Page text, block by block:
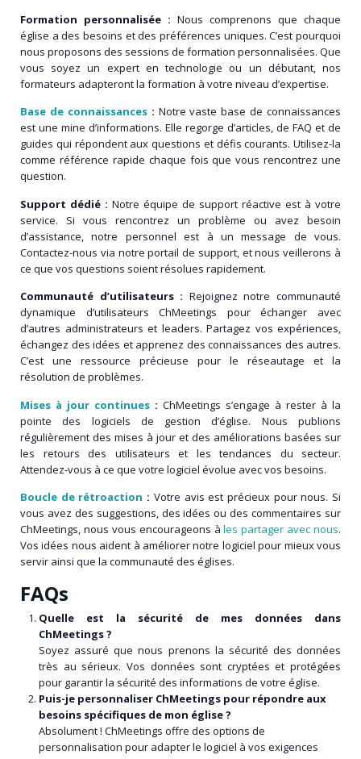
Formation personnalisée : Nous comprenons que chaque
église a des besoins et des préférences uniques. C’est pourquoi
nous proposons des sessions de formation personnalisées. Que
vous soyez un expert en technologie ou un débutant, nos
formateurs adapteront la formation à votre niveau d’expertise.
Base de connaissances: Notre vaste base de connaissances
est une mine d’informations. Elle regorge d’articles, de FAQ et de
guides qui répondent aux questions et défis courants. Utilisez-la
comme référence rapide chaque fois que vous rencontrez une
question.
Support dédié : Notre équipe de support réactive est à votre
service. Si vous rencontrez un problème ou avez besoin
d’assistance, notre personnel est à un message de vous.
Contactez-nous via notre portail de support, et nous veillerons à
ce que vos questions soient résolues rapidement.
Communauté d’utilisateurs : Rejoignez notre communauté
dynamique d’utilisateurs ChMeetings pour échanger avec
d’autres administrateurs et leaders. Partagez vos expériences,
échangez des idées et apprenez des connaissances des autres.
C’est une ressource précieuse pour le réseautage et la
résolution de problèmes.
Mises à jour continues : ChMeetings s’engage à rester à la
pointe des logiciels de gestion d’église. Nous publions
régulièrement des mises à jour et des améliorations basées sur
les retours des utilisateurs et les tendances du secteur.
Attendez-vous à ce que votre logiciel évolue avec vos besoins.
Boucle de rétroaction : Votre avis est précieux pour nous. Si
vous avez des suggestions, des idées ou des commentaires sur
ChMeetings, nous vous encourageons àles partager avec nous.
Vos idées nous aident à améliorer notre logiciel pour mieux vous
servir ainsi que la communauté des églises.
FAQs
Quelle est la sécurité de mes données dans
ChMeetings ?
Soyez assuré que nous prenons la sécurité des données
très au sérieux. Vos données sont cryptées et protégées
pour garantir la sécurité des informations de votre église.
Puis-je personnaliser ChMeetings pour répondre aux
besoins spécifiques de mon église ?
Absolument ! ChMeetings offre des options de
personnalisation pour adapter le logiciel à vos exigences